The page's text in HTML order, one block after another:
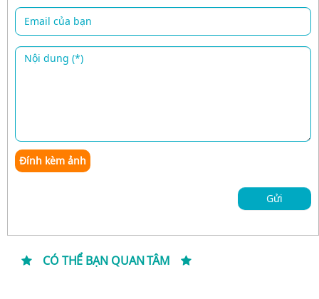
Đính kèm ảnh
Gửi
CÓ THỂ BẠN QUAN TÂM